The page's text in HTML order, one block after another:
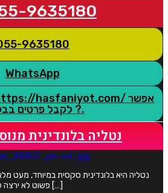
9635180
9635180
WhatsApp
לקבל פרטים בבקשה ?.
נטליה בלונדינית
נטליה היא בלונדינית סקסית במיוחד, מעט
פשוט לא ירצה לעזוב אותה. תחת סקסי, חזה […]